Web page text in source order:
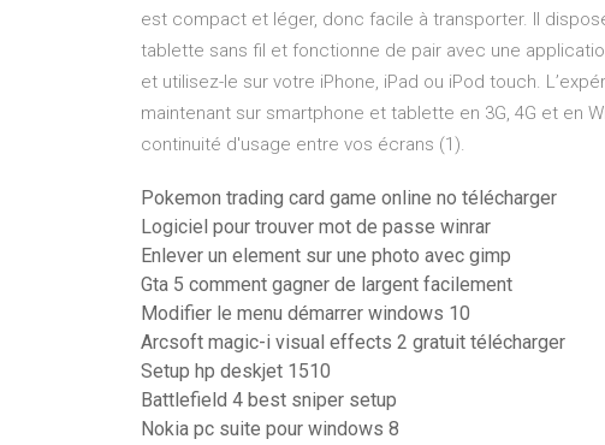
est compact et léger, donc facile à transporter. Il
tablette sans fil et fonctionne de pair avec une
et utilisez-le sur votre iPhone, iPad ou iPod touch.
maintenant sur smartphone et tablette en 3G, 4G et en
continuité d'usage entre vos écrans (1).
Pokemon trading card game online no télécharger
Logiciel pour trouver mot de passe winrar
Enlever un element sur une photo avec gimp
Gta 5 comment gagner de largent facilement
Modifier le menu démarrer windows 10
Arcsoft magic-i visual effects 2 gratuit télécharger
Setup hp deskjet 1510
Battlefield 4 best sniper setup
Nokia pc suite pour windows 8